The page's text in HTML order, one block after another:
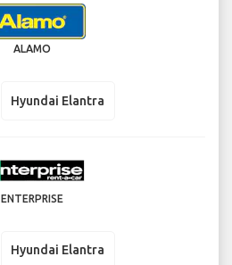
ALAMO
Hyundai Elantra
ENTERPRISE
Hyundai Elantra